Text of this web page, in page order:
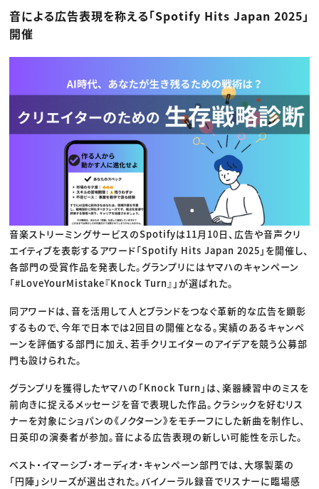
ディレクション
業界解説・キャリア事情
お役立ち基礎知識
ゲームクリエイター
映像クリエイター
マーケッター
C＆R Magazine
ニュース・トレンド
ゲーム・エンタメ
広告
出版
CREATIVE VILLAGEからのお知らせ
プロフェッショナル×つながる×メディア
音による広告表現を称える「Spotify Hits Japan 2025」
開催
音楽ストリーミングサービスのSpotifyは11月10日、広告や音声クリ
エイティブを表彰するアワード「Spotify Hits Japan 2025」を開催し、
各部門の受賞作品を発表した。グランプリにはヤマハのキャンペーン
「#LoveYourMistake『Knock Turn』」が選ばれた。
同アワードは、音を活用して人とブランドをつなぐ革新的な広告を顕彰
するもので、今年で日本では2回目の開催となる。実績のあるキャンペ
ーンを評価する部門に加え、若手クリエイターのアイデアを競う公募部
門も設けられた。
グランプリを獲得したヤマハの「Knock Turn」は、楽器練習中のミスを
前向きに捉えるメッセージを音で表現した作品。クラシックを好むリス
ナーを対象にショパンの《ノクターン》をモチーフにした新曲を制作し、
日英印の演奏者が参加。音による広告表現の新しい可能性を示した。
ベスト・イマーシブ・オーディオ・キャンペーン部門では、大塚製薬の
「円陣」シリーズが選出された。バイノーラル録音でリスナーに臨場感